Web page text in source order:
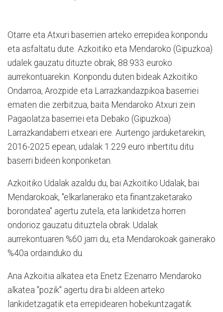
Otarre eta Atxuri baserrien arteko errepidea konpondu
eta asfaltatu dute. Azkoitiko eta Mendaroko (Gipuzkoa)
udalek gauzatu dituzte obrak, 88.933 euroko
aurrekontuarekin. Konpondu duten bideak Azkoitiko
Ondarroa, Arozpide eta Larrazkandazpikoa baserriei
ematen die zerbitzua, baita Mendaroko Atxuri zein
Pagaolatza baserriei eta Debako (Gipuzkoa)
Larrazkandaberri etxeari ere. Aurtengo jarduketarekin,
2016-2025 epean, udalak 1.229 euro inbertitu ditu
baserri bideen konponketan.
Azkoitiko Udalak azaldu du, bai Azkoitiko Udalak, bai
Mendarokoak, "elkarlanerako eta finantzaketarako
borondatea" agertu zutela, eta lankidetza horren
ondorioz gauzatu dituztela obrak. Udalak
aurrekontuaren %60 jarri du, eta Mendarokoak gainerako
%40a ordainduko du.
Ana Azkoitia alkatea eta Enetz Ezenarro Mendaroko
alkatea "pozik" agertu dira bi aldeen arteko
lankidetzagatik eta errepidearen hobekuntzagatik.